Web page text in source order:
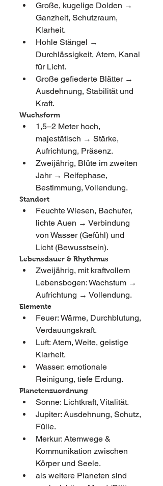
Große, kugelige Dolden →
Ganzheit, Schutzraum,
Klarheit.
Hohle Stängel →
Durchlässigkeit, Atem, Kanal
für Licht.
Große gefiederte Blätter →
Ausdehnung, Stabilität und
Kraft.
Wuchsform
1,5–2 Meter hoch,
majestätisch → Stärke,
Aufrichtung, Präsenz.
Zweijährig, Blüte im zweiten
Jahr → Reifephase,
Bestimmung, Vollendung.
Standort
Feuchte Wiesen, Bachufer,
lichte Auen → Verbindung
von Wasser (Gefühl) und
Licht (Bewusstsein).
Lebensdauer & Rhythmus
Zweijährig, mit kraftvollem
Lebensbogen: Wachstum →
Aufrichtung → Vollendung.
Elemente
Feuer: Wärme, Durchblutung,
Verdauungskraft.
Luft: Atem, Weite, geistige
Klarheit.
Wasser: emotionale
Reinigung, tiefe Erdung.
Planetenzuordnung
Sonne: Lichtkraft, Vitalität.
Jupiter: Ausdehnung, Schutz,
Fülle.
Merkur: Atemwege &
Kommunikation zwischen
Körper und Seele.
als weitere Planeten sind